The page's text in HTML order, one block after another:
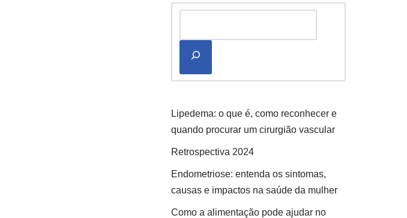
Lipedema: o que é, como reconhecer e
quando procurar um cirurgião vascular
Retrospectiva 2024
Endometriose: entenda os sintomas,
causas e impactos na saúde da mulher
Como a alimentação pode ajudar no